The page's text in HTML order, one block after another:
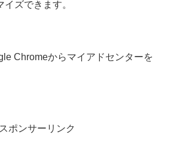
ズできます。
Chromeからマイアドセンターを
スポンサーリンク